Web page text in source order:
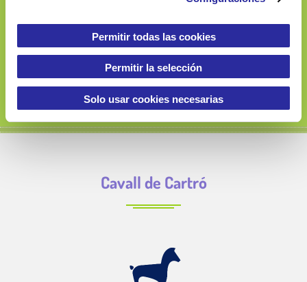
i
Permitir todas las cookies
Permitir la selección
Solo usar cookies necesarias
Cavall de Cartró